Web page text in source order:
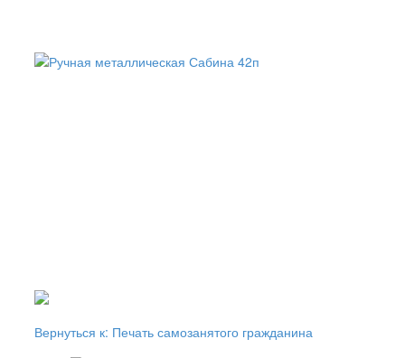
Вернуться к: Печать самозанятого гражданина